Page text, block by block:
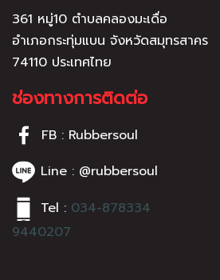
361 หมู่10 ตำบลคลองมะเดื่อ
อำเภอกระทุ่มแบน จังหวัดสมุทรสาคร
74110 ประเทศไทย
ช่องทางการติดต่อ
FB : Rubbersoul
Line : @rubbersoul
Tel : 034-878334
9440207